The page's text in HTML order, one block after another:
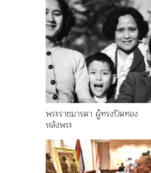
พระราชมารดา ผู้ทรงปิดทอง
หลังพระ